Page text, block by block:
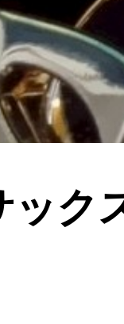
ック